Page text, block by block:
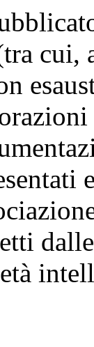
cui,